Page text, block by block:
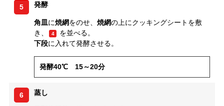
5 発酵
角皿に焼網をのせ、 焼網の上にクッキングシートを敷
き、
4
を並べる。
下段に入れて発酵させる。
発酵40℃ 15～20分
6 蒸し